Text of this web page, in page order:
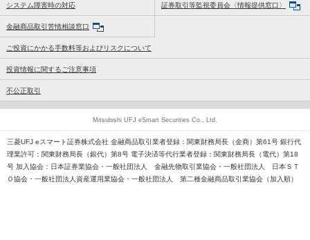
システム障害時の対応 証券取引等監視委員会〈情報提供窓口〉
金融商品取引苦情相談窓口
ご投資にかかる手数料等およびリスクについて
投資情報に関するご注意事項
不公正取引
三菱UFJ eスマート証券株式会社 金融商品取引業者登録：関東財務局長（金商）第61号 銀行代
理業許可：関東財務局長（銀代）第8号 電子決済等代行業者登録：関東財務局長（電代）第18
号 加入協会：日本証券業協会・一般社団法人 金融先物取引業協会・一般社団法人 日本ＳＴ
Ｏ協会・一般社団法人資産運用業協会・一般社団法人 第二種金融商品取引業協会（加入順）
Mitsubishi UFJ eSmart Securities Co., Ltd.